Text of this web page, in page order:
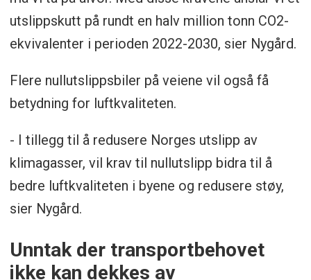
utslippskutt på rundt en halv million tonn CO2-
ekvivalenter i perioden 2022-2030, sier Nygård.
Flere nullutslippsbiler på veiene vil også få
betydning for luftkvaliteten.
- I tillegg til å redusere Norges utslipp av
klimagasser, vil krav til nullutslipp bidra til å
bedre luftkvaliteten i byene og redusere støy,
sier Nygård.
Unntak der transportbehovet
ikke kan dekkes av